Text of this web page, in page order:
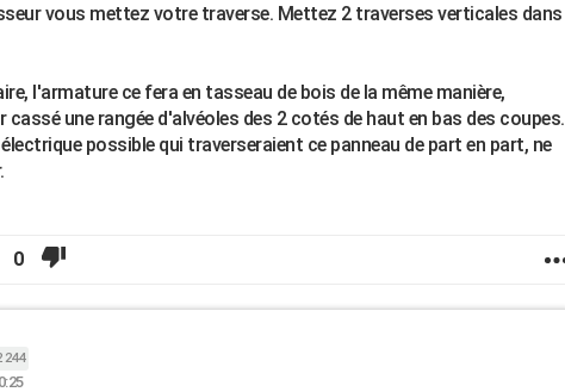
vous mettez votre traverse. Mettez 2 traverses verticales dans
l'armature ce fera en tasseau de bois de la même manière,
une rangée d'alvéoles des 2 cotés de haut en bas des coupes.
possible qui traverseraient ce panneau de part en part, ne
0
244